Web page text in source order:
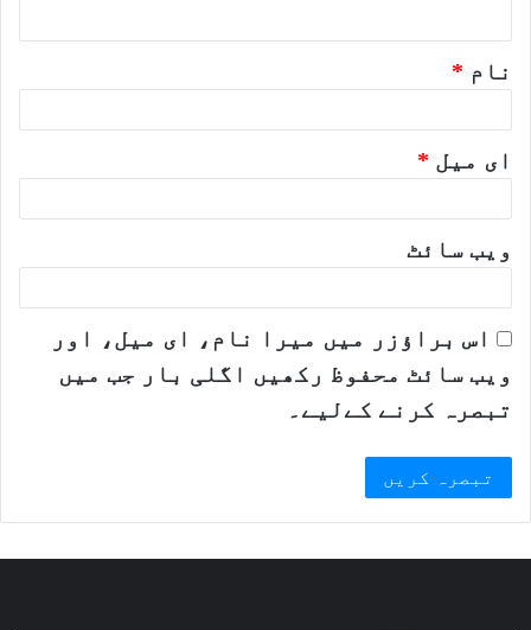
نام *
ای میل *
ویب‌ سائٹ
اس براؤزر میں میرا نام، ای میل، اور
ویب سائٹ محفوظ رکھیں اگلی بار جب میں
تبصرہ کرنے کےلیے۔